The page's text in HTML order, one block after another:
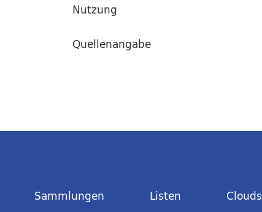
Nutzung
Quellenangabe
Sammlungen Listen Clouds